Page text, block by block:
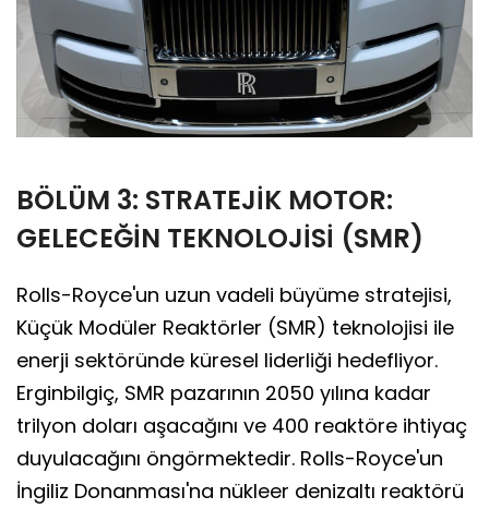
BÖLÜM 3: STRATEJİK MOTOR:
GELECEĞİN TEKNOLOJİSİ (SMR)
Rolls-Royce'un uzun vadeli büyüme stratejisi,
Küçük Modüler Reaktörler (SMR) teknolojisi ile
enerji sektöründe küresel liderliği hedefliyor.
Erginbilgiç, SMR pazarının 2050 yılına kadar
trilyon doları aşacağını ve 400 reaktöre ihtiyaç
duyulacağını öngörmektedir. Rolls-Royce'un
İngiliz Donanması'na nükleer denizaltı reaktörü